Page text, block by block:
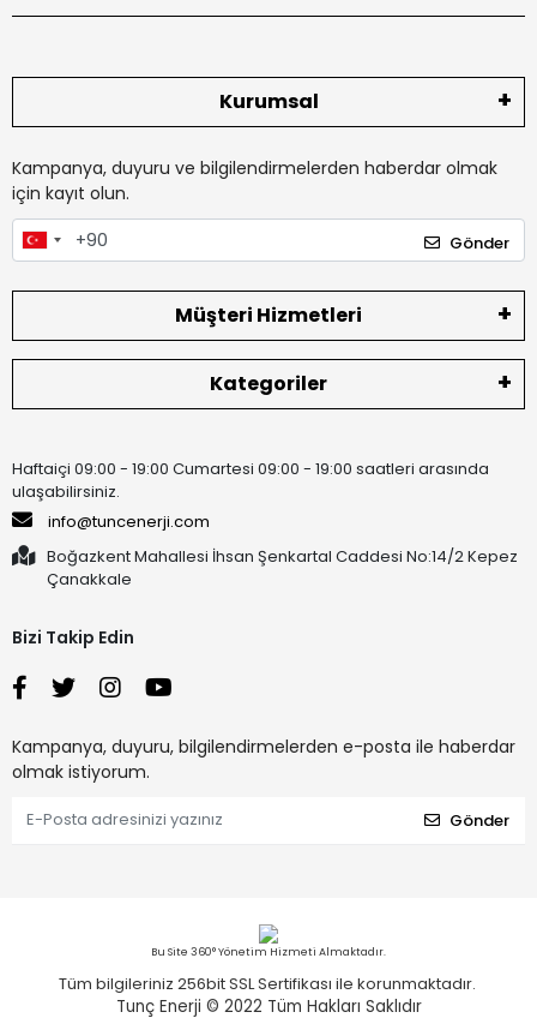
Kurumsal
Kampanya, duyuru ve bilgilendirmelerden haberdar olmak
için kayıt olun.
Gönder
Müşteri Hizmetleri
Kategoriler
Haftaiçi 09:00 - 19:00 Cumartesi 09:00 - 19:00 saatleri arasında
ulaşabilirsiniz.
info@tuncenerji.com
Boğazkent Mahallesi İhsan Şenkartal Caddesi No:14/2 Kepez
Çanakkale
Bizi Takip Edin
Kampanya, duyuru, bilgilendirmelerden e-posta ile haberdar
olmak istiyorum.
Gönder
Bu Site 360° Yönetim Hizmeti Almaktadır.
Tüm bilgileriniz 256bit SSL Sertifikası ile korunmaktadır.
Tunç Enerji © 2022 Tüm Hakları Saklıdır